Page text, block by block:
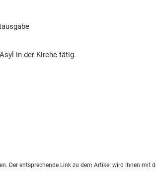
in der Kirche tätig.
Der entsprechende Link zu dem Artikel wird Ihnen mit